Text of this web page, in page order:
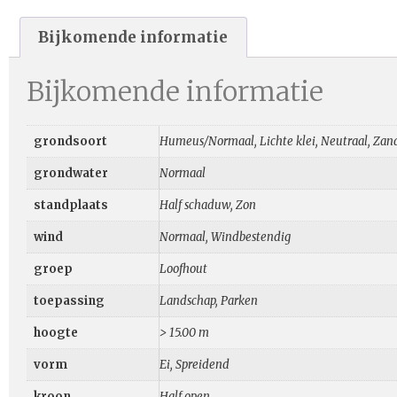
Bijkomende informatie
Bijkomende informatie
grondsoort Humeus/Normaal, Lichte klei, Neutraal,
grondwater Normaal
standplaats Half schaduw, Zon
wind Normaal, Windbestendig
groep Loofhout
toepassing Landschap, Parken
hoogte > 15.00 m
vorm Ei, Spreidend